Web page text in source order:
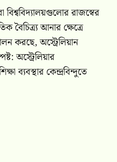
বিশ্ববিদ্যালয়গুলোর রাজস্বের
বৈচিত্র্য আনার ক্ষেত্রে
করছে, অস্ট্রেলিয়ান
অস্ট্রেলিয়ার
ব্যবস্থার কেন্দ্রবিন্দুতে